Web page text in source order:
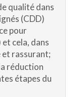
qualité dans
(CDD)
pour
cela, dans
et rassurant;
réduction
étapes du